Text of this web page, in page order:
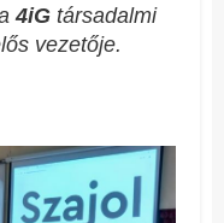
4iG társadalmi
vezetője.